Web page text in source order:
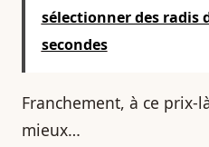
sélectionner des radis
secondes
Franchement, à ce prix-
mieux…